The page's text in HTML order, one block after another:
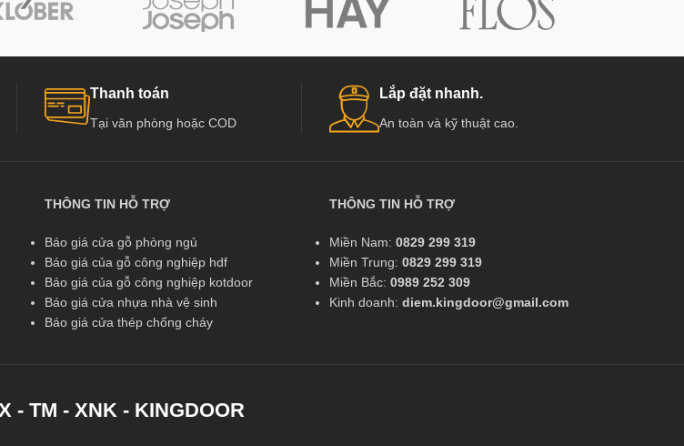
Thanh toán
Tại văn phòng hoặc COD
Lắp đặt nhanh.
An toàn và kỹ thuật cao.
THÔNG TIN HỖ TRỢ
Báo giá cửa gỗ phòng ngủ
Báo giá của gỗ công nghiệp hdf
Báo giá của gỗ công nghiệp kotdoor
Báo giá cửa nhựa nhà vệ sinh
Báo giá cửa thép chống cháy
THÔNG TIN HỖ TRỢ
Miền Nam: 0829 299 319
Miền Trung: 0829 299 319
Miền Bắc: 0989 252 309
Kinh doanh: diem.kingdoor@gmail.com
- TM - XNK - KINGDOOR